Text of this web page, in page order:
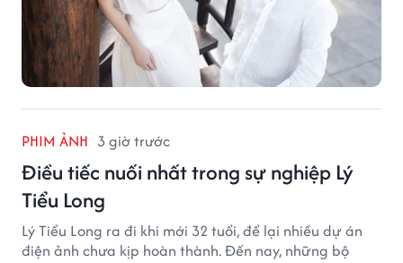
PHIM ẢNH 3 giờ trước
Điều tiếc nuối nhất trong sự nghiệp Lý
Tiểu Long
Lý Tiểu Long ra đi khi mới 32 tuổi, để lại nhiều dự án
điện ảnh chưa kịp hoàn thành. Đến nay, những bộ